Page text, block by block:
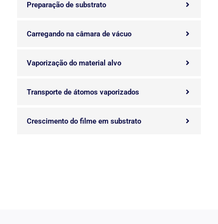
Preparação de substrato
Carregando na câmara de vácuo
Vaporização do material alvo
Transporte de átomos vaporizados
Crescimento do filme em substrato